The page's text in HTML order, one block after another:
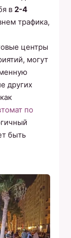
в 2-4
трафика,
центры
могут
других
по
быть